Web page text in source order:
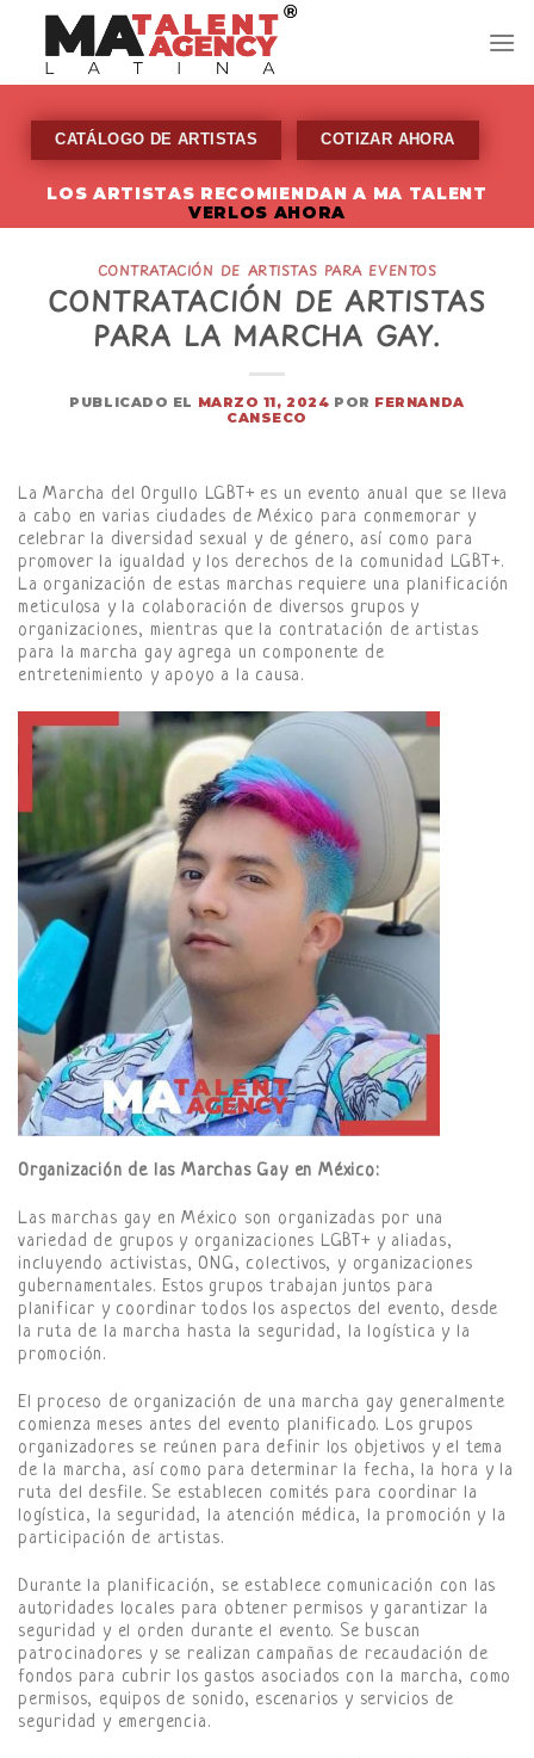
content
CATÁLOGO DE ARTISTAS COTIZAR AHORA
LOS ARTISTAS RECOMIENDAN A MA TALENT
VERLOS AHORA
CONTRATACIÓN DE ARTISTAS PARA EVENTOS
CONTRATACIÓN DE ARTISTAS
PARA LA MARCHA GAY.
PUBLICADO EL MARZO 11, 2024 POR FERNANDA
CANSECO
La Marcha del Orgullo LGBT+ es un evento anual que se lleva
a cabo en varias ciudades de México para conmemorar y
celebrar la diversidad sexual y de género, así como para
promover la igualdad y los derechos de la comunidad LGBT+.
La organización de estas marchas requiere una planificación
meticulosa y la colaboración de diversos grupos y
organizaciones, mientras que la contratación de artistas
para la marcha gay agrega un componente de
entretenimiento y apoyo a la causa.
Organización de las Marchas Gay en México:
Las marchas gay en México son organizadas por una
variedad de grupos y organizaciones LGBT+ y aliadas,
incluyendo activistas, ONG, colectivos, y organizaciones
gubernamentales. Estos grupos trabajan juntos para
planificar y coordinar todos los aspectos del evento, desde
la ruta de la marcha hasta la seguridad, la logística y la
promoción.
El proceso de organización de una marcha gay generalmente
comienza meses antes del evento planificado. Los grupos
organizadores se reúnen para definir los objetivos y el tema
de la marcha, así como para determinar la fecha, la hora y la
ruta del desfile. Se establecen comités para coordinar la
logística, la seguridad, la atención médica, la promoción y la
participación de artistas.
Durante la planificación, se establece comunicación con las
autoridades locales para obtener permisos y garantizar la
seguridad y el orden durante el evento. Se buscan
patrocinadores y se realizan campañas de recaudación de
fondos para cubrir los gastos asociados con la marcha, como
permisos, equipos de sonido, escenarios y servicios de
seguridad y emergencia.